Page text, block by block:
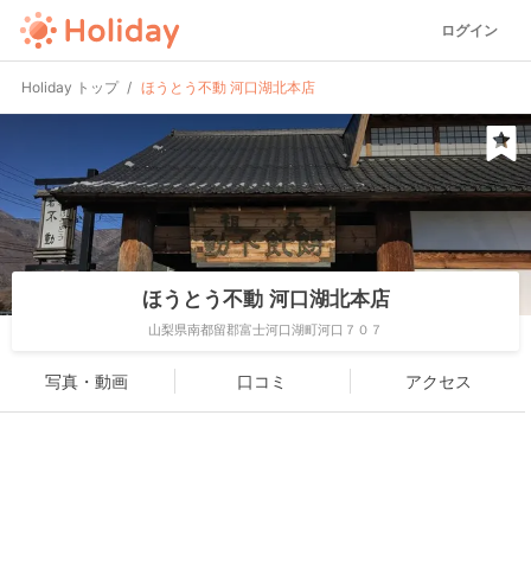
ログイン
Holiday トップ ほうとう不動 河口湖北本店
ほうとう不動 河口湖北本店
山梨県南都留郡富士河口湖町河口７０７
写真・動画 口コミ アクセス